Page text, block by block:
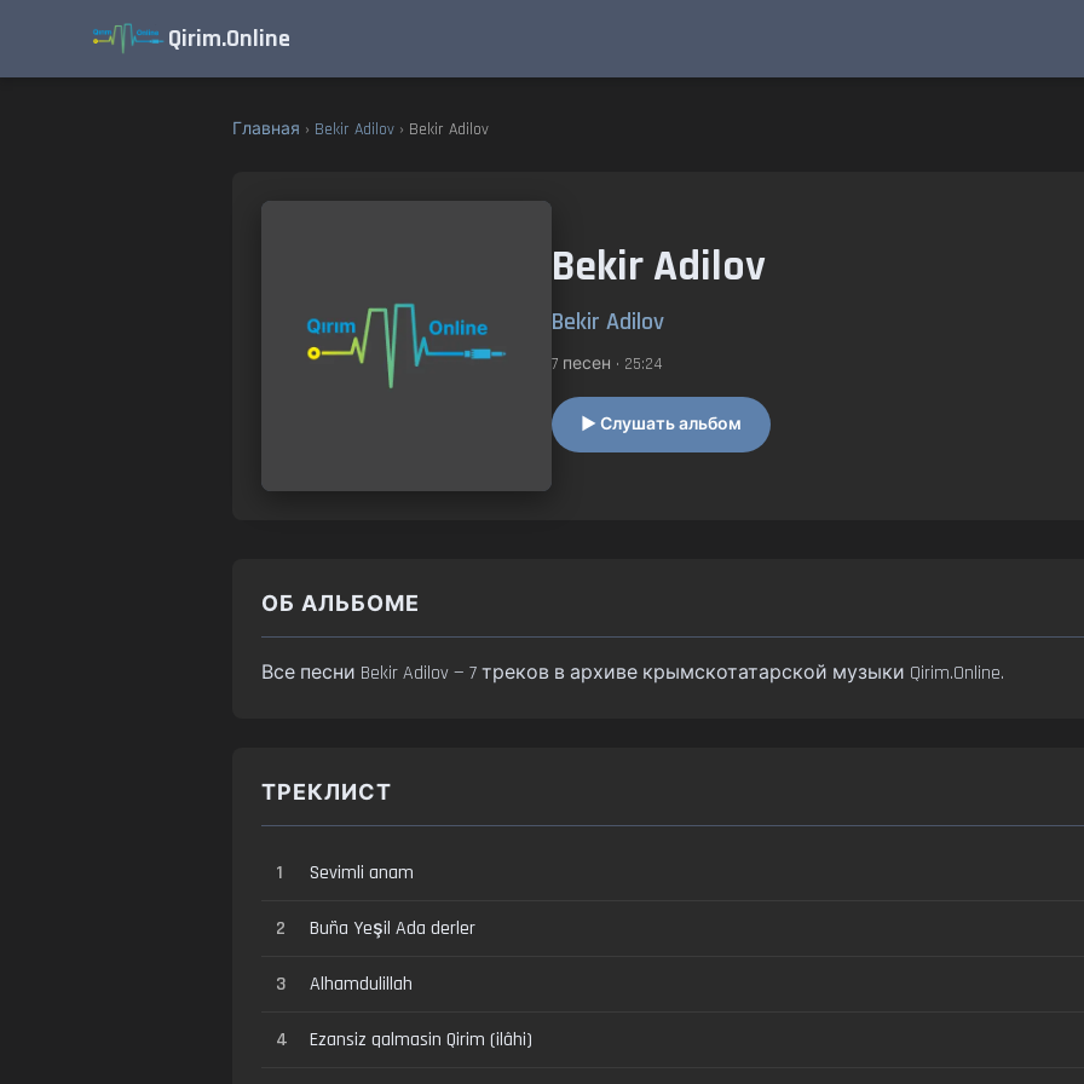
Qirim.Online
Главная › Bekir Adilov › Bekir Adilov
Bekir Adilov
Bekir Adilov
7 песен • 25:24
▶ Слушать альбом
ОБ АЛЬБОМЕ
Все песни Bekir Adilov — 7 треков в архиве крымскотатарской музыки Qirim.Online.
ТРЕКЛИСТ
1 Sevimli anam
2 Buña Yeşil Ada derler
3 Alhamdulillah
4 Ezansiz qalmasin Qirim (ilâhi)